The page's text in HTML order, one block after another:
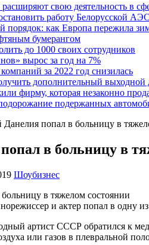
свою деятельность в
работу Белорусской
порядок: как Европа пережила
бумерангом
до 1000 своих сотрудников
вырос за год на 7%
за 2022 год снизилась
дополнительный выходной
фирму, которая незаконно
подержанных
Данелия попал в больницу в
в больницу в
Шоубизнес
и актер попал в одну
артист СССР обратился к
или газов в плевральной